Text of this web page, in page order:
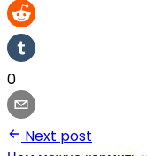
0
Next post